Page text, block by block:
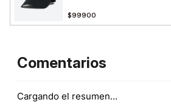
$99900
Comentarios
Cargando el resumen…